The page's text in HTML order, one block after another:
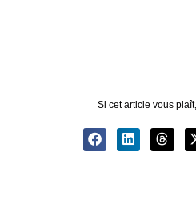
Si cet article vous